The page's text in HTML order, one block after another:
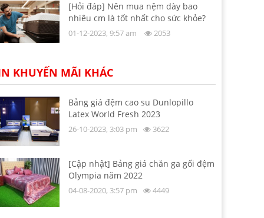
[Hỏi đáp] Nên mua nệm dày bao
nhiêu cm là tốt nhất cho sức khỏe?
01-12-2023, 9:57 am 2053
KHUYẾN MÃI KHÁC
Bảng giá đệm cao su Dunlopillo
Latex World Fresh 2023
26-10-2023, 3:03 pm 3622
[Cập nhật] Bảng giá chăn ga gối đệm
Olympia năm 2022
04-08-2020, 3:57 pm 4449